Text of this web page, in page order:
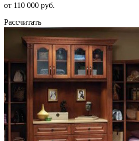
от 110 000 руб.
Рассчитать